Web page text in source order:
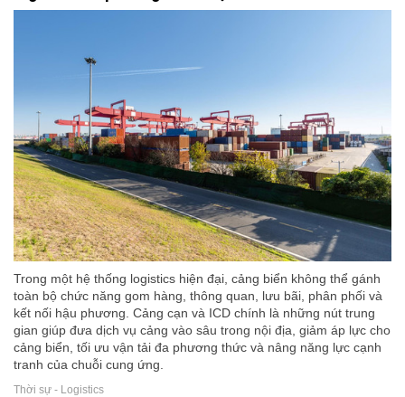
Trong một hệ thống logistics hiện đại, cảng biển không thể gánh
toàn bộ chức năng gom hàng, thông quan, lưu bãi, phân phối và
kết nối hậu phương. Cảng cạn và ICD chính là những nút trung
gian giúp đưa dịch vụ cảng vào sâu trong nội địa, giảm áp lực cho
cảng biển, tối ưu vận tải đa phương thức và nâng năng lực cạnh
tranh của chuỗi cung ứng.
Thời sự - Logistics